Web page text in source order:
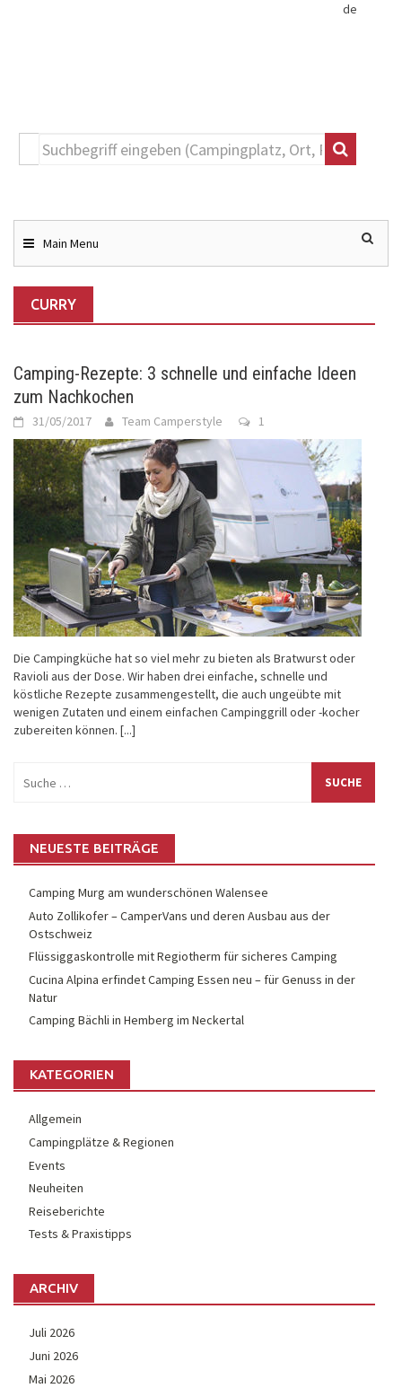
de
content Main Menu
CURRY
Camping-Rezepte: 3 schnelle und einfache Ideen
zum Nachkochen
31/05/2017 Team Camperstyle 1
Die Campingküche hat so viel mehr zu bieten als Bratwurst oder
Ravioli aus der Dose. Wir haben drei einfache, schnelle und
köstliche Rezepte zusammengestellt, die auch ungeübte mit
wenigen Zutaten und einem einfachen Campinggrill oder -kocher
zubereiten können. [...]
nach:
NEUESTE BEITRÄGE
Camping Murg am wunderschönen Walensee
Auto Zollikofer – CamperVans und deren Ausbau aus der
Ostschweiz
Flüssiggaskontrolle mit Regiotherm für sicheres Camping
Cucina Alpina erfindet Camping Essen neu – für Genuss in der
Natur
Camping Bächli in Hemberg im Neckertal
KATEGORIEN
Allgemein
Campingplätze & Regionen
Events
Neuheiten
Reiseberichte
Tests & Praxistipps
ARCHIV
Juli 2026
Juni 2026
Mai 2026